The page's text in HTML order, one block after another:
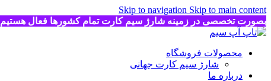
Skip to navigation Skip to main content
بصورت تخصصی در زمینه شارژ سیم کارت تمام کشورها فعال هستیم
محصولات فروشگاه
شارژ سیم کارت جهانی
درباره ما